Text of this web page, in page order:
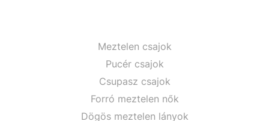
Meztelen csajok
Pucér csajok
Csupasz csajok
Forró meztelen nők
Dögös meztelen lányok